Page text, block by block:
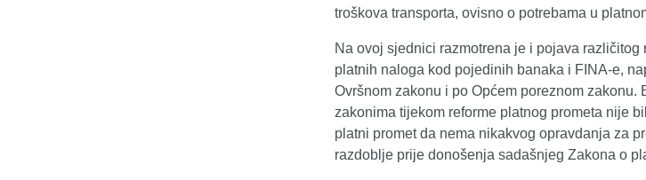
troškova transporta, ovisno o potrebama u
Na ovoj sjednici razmotrena je i pojava
platnih naloga kod pojedinih banaka i FINA-e,
Ovršnom zakonu i po Općem poreznom zakonu.
zakonima tijekom reforme platnog prometa nije
platni promet da nema nikakvog opravdanja za
razdoblje prije donošenja sadašnjeg Zakona o